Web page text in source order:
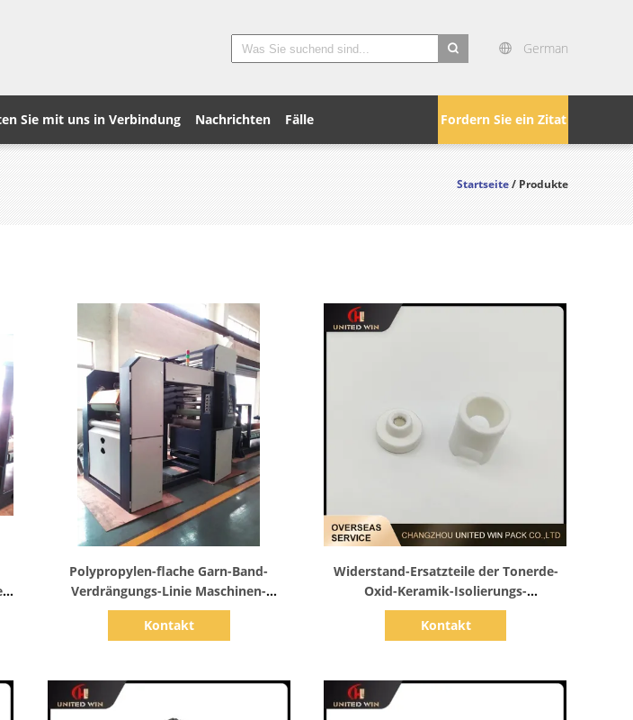
German
Fordern Sie ein Zitat
Sie mit uns in Verbindung Nachrichten Fälle
Startseite/ Produkte
Polypropylen-flache Garn-Band-
Verdrängungs-Linie Maschinen-
1100mm gesponnene Sack-
Fertigungsstraße
Kontakt
Widerstand-Ersatzteile der Tonerde-
Oxid-Keramik-Isolierungs-
Sicherheitsverschluss-hohen
Temperatur
Kontakt